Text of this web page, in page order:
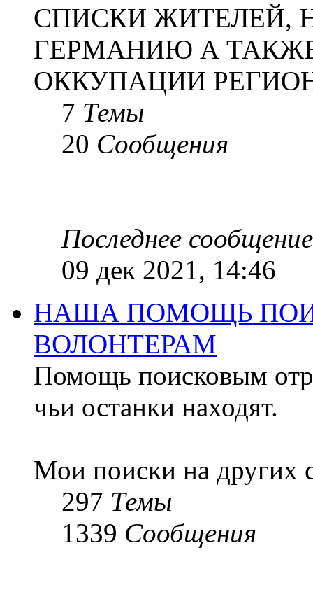
СПИСКИ ЖИТЕЛЕЙ,
ГЕРМАНИЮ А
ОККУПАЦИИ
7 Темы
20 Сообщения
Последнее сообщение
09 дек 2021, 14:46
НАША ПОМОЩЬ
ВОЛОНТЕРАМ
Помощь поисковым
чьи останки находят.
Мои поиски на других
297 Темы
1339 Сообщения